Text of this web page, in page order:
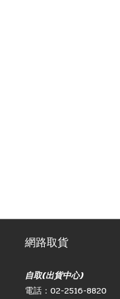
網路取貨
自取(出貨中心)
電話：02-2516-8820